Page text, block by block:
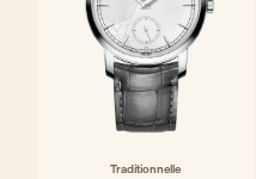
Traditionnelle